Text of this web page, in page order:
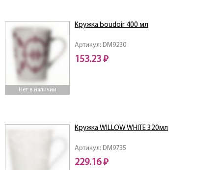
Нет в наличии
Артикул: DM9230
Кружка boudoir 400 мл
153.23 ₽
Артикул: DM9735
Кружка WILLOW WHITE 320мл
229.16 ₽